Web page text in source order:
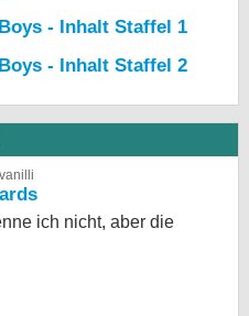
- Inhalt Staffel 1
- Inhalt Staffel 2
ich nicht, aber die